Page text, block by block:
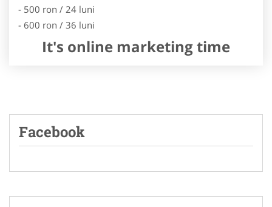
- 500 ron / 24 luni
- 600 ron / 36 luni
It's online marketing time
Facebook